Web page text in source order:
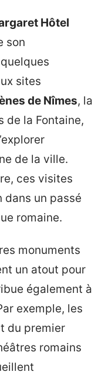
Hôtel
son
sites
de Nîmes, la
de la Fontaine,
de la ville.
ces visites
dans un passé
romaine.
monuments
un atout pour
également à
exemple, les
du premier
romains